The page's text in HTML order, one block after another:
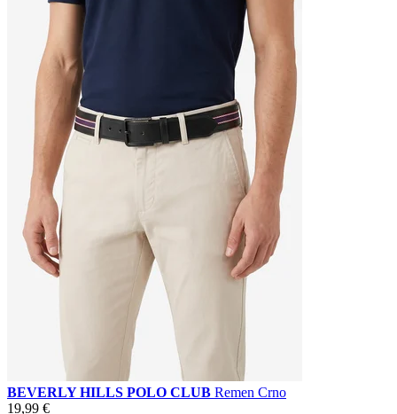
BEVERLY HILLS POLO CLUB Remen Crno
19,99 €